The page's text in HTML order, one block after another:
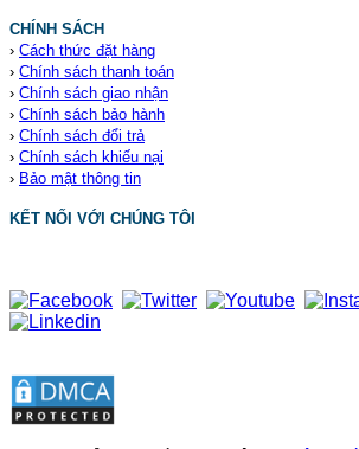
CHÍNH SÁCH
› Cách thức đặt hàng
› Chính sách thanh toán
› Chính sách giao nhận
› Chính sách bảo hành
› Chính sách đổi trả
› Chính sách khiếu nại
› Bảo mật thông tin
KẾT NỐI VỚI CHÚNG TÔI